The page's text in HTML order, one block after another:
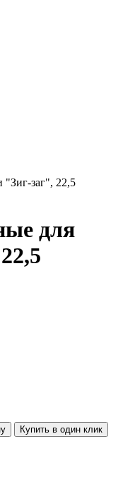
заг", 22,5
для
Купить в один клик